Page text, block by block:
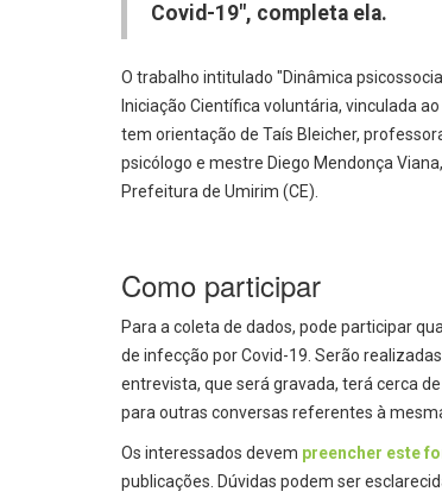
Covid-19", completa ela.
O trabalho intitulado "Dinâmica
Iniciação Científica voluntária, vinculada
tem orientação de Taís Bleicher,
psicólogo e mestre Diego Mendonça
Prefeitura de Umirim (CE).
Como participar
Para a coleta de dados, pode participar
de infecção por Covid-19. Serão
entrevista, que será gravada, terá cerca
para outras conversas referentes à
Os interessados devem preencher este
publicações. Dúvidas podem ser